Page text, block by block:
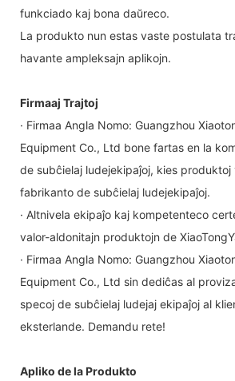
funkciado kaj bona daŭreco.
La produkto nun estas vaste postulata
havante ampleksajn aplikojn.
Firmaaj Trajtoj
· Firmaa Angla Nomo: Guangzhou
Equipment Co., Ltd bone fartas en la
de subĉielaj ludejekipaĵoj, kies produktoj
fabrikanto de subĉielaj ludejekipaĵoj.
· Altnivela ekipaĵo kaj kompetenteco
valor-aldonitajn produktojn de
· Firmaa Angla Nomo: Guangzhou
Equipment Co., Ltd sin dediĉas al
specoj de subĉielaj ludejaj ekipaĵoj al
eksterlande. Demandu rete!
Apliko de la Produkto